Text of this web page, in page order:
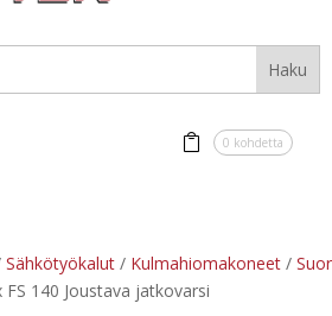
0 kohdetta
Sähkötyökalut/ Kulmahiomakoneet/
140 Joustava jatkovarsi